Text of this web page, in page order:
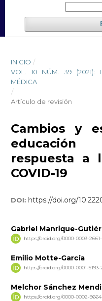
INICIO /
VOL. 10 NÚM. 39 (2021):
MÉDICA
/
Artículo de revisión
Cambios y
respuesta a
COVID-19
DOI: https://doi.org/
Gabriel Manrique-
https://orcid.org/0000-0003-2661-
Emilio Motte-García
https://orcid.org/0000-0001-5193-
Melchor Sánchez
https://orcid.org/0000-0002-